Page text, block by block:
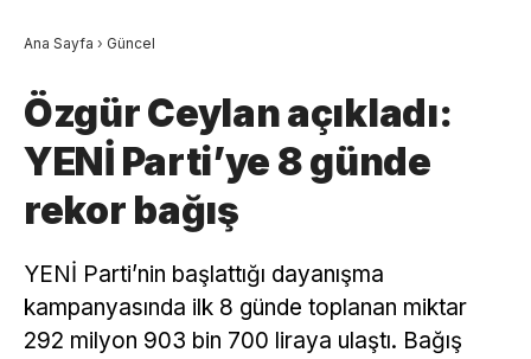
Ana Sayfa › Güncel
Özgür Ceylan açıkladı:
YENİ Parti’ye 8 günde
rekor bağış
YENİ Parti’nin başlattığı dayanışma
kampanyasında ilk 8 günde toplanan miktar
292 milyon 903 bin 700 liraya ulaştı. Bağış